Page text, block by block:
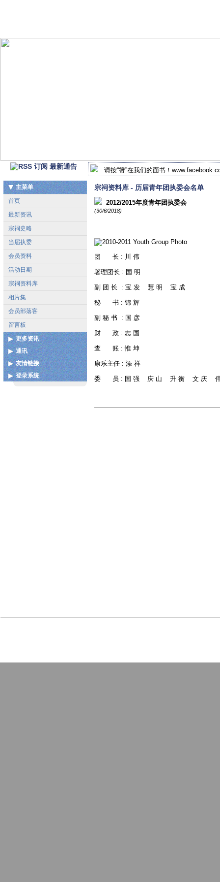
最新通告
2018-2019年 北马谢氏宗祠新届执监委
请按“赞”在我们的面书！
主菜单
首页
最新资讯
宗祠史略
当届执委
会员资料
活动日期
宗祠资料库
相片集
会员部落客
留言板
更多资讯
各地宗亲会通讯录
扩建图测
谢姓起源
通讯
联系我们
友情链接
中国泉州市谢氏宗亲联谊总
登录系统
宗祠资料库 - 历届青年团执委会名单
2012/2015年度青年团执委会
(30/6/2018)
团 长 : 川 伟
署理团长 : 国 明
副 团 长 : 宝 发 慧 明 宝 成
秘 书 : 锦 辉
副 秘 书 : 国 彦
财 政 : 志 国
查 账 : 惟 坤
康乐主任 : 添 祥
委 员 : 国 强 庆 山 升 衡 文 庆